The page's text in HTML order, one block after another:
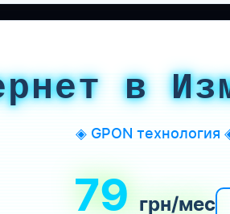
в
◈ GPON технология
79 грн/мес